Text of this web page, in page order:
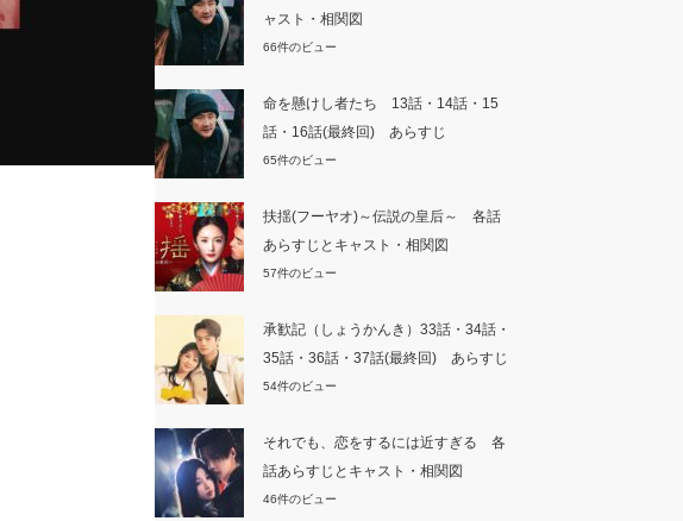
ャスト・相関図
66件のビュー
命を懸けし者たち 13話・14話・15
話・16話(最終回) あらすじ
65件のビュー
扶揺(フーヤオ)～伝説の皇后～ 各話
あらすじとキャスト・相関図
57件のビュー
承歓記（しょうかんき）33話・34話・
35話・36話・37話(最終回) あらすじ
54件のビュー
それでも、恋をするには近すぎる 各
話あらすじとキャスト・相関図
46件のビュー